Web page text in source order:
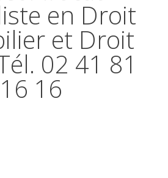
en Droit
et Droit
02 41 81
16 16